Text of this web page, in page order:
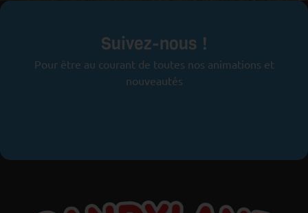
Suivez-nous !
Pour être au courant de toutes nos animations et
nouveautés